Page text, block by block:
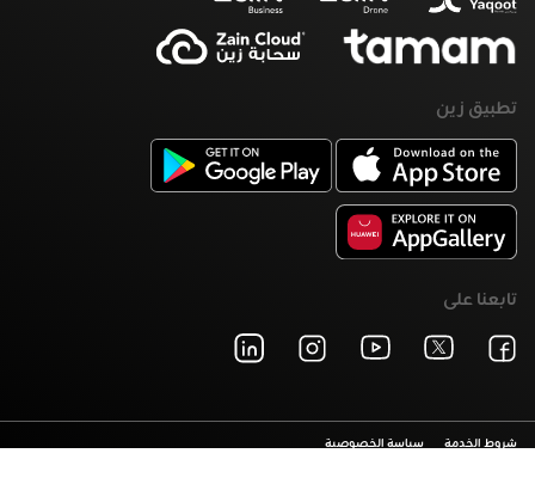
تطبيق زين
تابعنا على
شروط الخدمة سياسة الخصوصية